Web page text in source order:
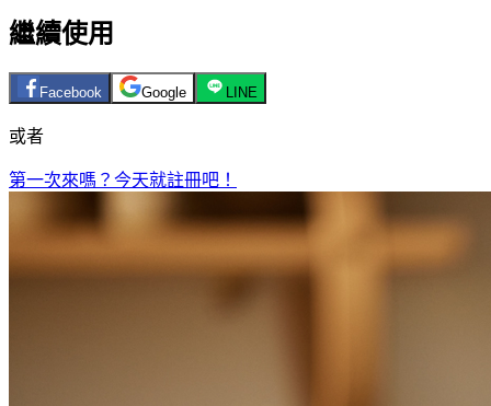
繼續使用
Facebook Google LINE
或者
第一次來嗎？今天就註冊吧！